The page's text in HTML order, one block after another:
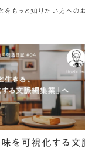
をもっと知りたい方への
味を可視化する文